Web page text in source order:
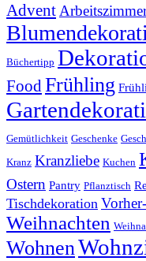
Advent
Büchertipp
FoodFrühling
Gemütlichkeit Geschenke
Kranz Kranzliebe Kuchen
Ostern Pantry Pflanztisch
Tischdekoration
Weihnachten
Wohnen